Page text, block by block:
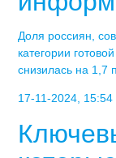
Доля россиян,
категории
снизилась на 1,7
17-11-2024, 15:54